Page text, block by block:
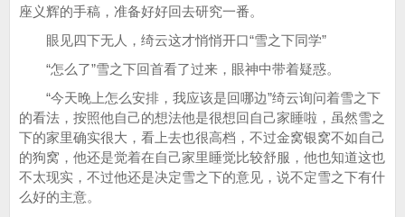
座义辉的手稿，准备好好回去研究一番。
眼见四下无人，绮云这才悄悄开口“雪之下同学”
“怎么了”雪之下回首看了过来，眼神中带着疑惑。
“今天晚上怎么安排，我应该是回哪边”绮云询问着雪之下
的看法，按照他自己的想法他是很想回自己家睡啦，虽然雪之
下的家里确实很大，看上去也很高档，不过金窝银窝不如自己
的狗窝，他还是觉着在自己家里睡觉比较舒服，他也知道这也
不太现实，不过他还是决定雪之下的意见，说不定雪之下有什
么好的主意。